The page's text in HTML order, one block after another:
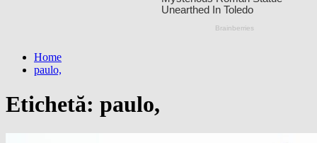
Home
paulo,
Etichetă: paulo,